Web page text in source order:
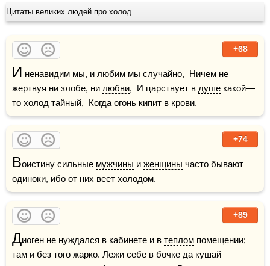
Цитаты великих людей про холод
+68
И ненавидим мы, и любим мы случайно,  Ничем не
жертвуя ни злобе, ни любви,  И царствует в душе какой—
то холод тайный,  Когда огонь кипит в крови.
+74
Воистину сильные мужчины и женщины часто бывают
одиноки, ибо от них веет холодом.
+89
Диоген не нуждался в кабинете и в теплом помещении;
там и без того жарко. Лежи себе в бочке да кушай